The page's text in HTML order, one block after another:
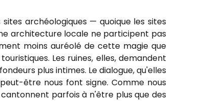
archéologiques — quoique les sites
architecture locale ne participent pas
moins auréolé de cette magie que
Les ruines, elles, demandent
plus intimes. Le dialogue, qu'elles
être nous font signe. Comme nous
parfois à n'être plus que des